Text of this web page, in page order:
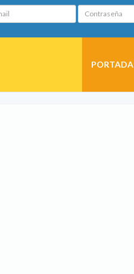
Contraseña
PORTADA